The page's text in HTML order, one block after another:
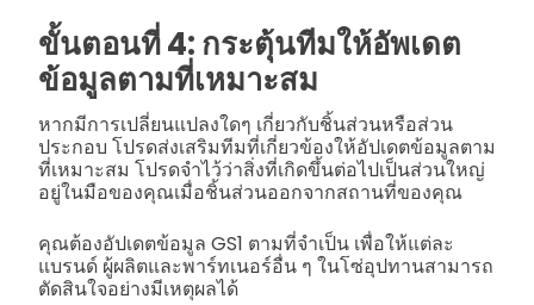
ขั้นตอนที่ 4: กระตุ้นทีมให้อัพเดต
ข้อมูลตามที่เหมาะสม
หากมีการเปลี่ยนแปลงใดๆ เกี่ยวกับชิ้นส่วนหรือส่วน
ประกอบ โปรดส่งเสริมทีมที่เกี่ยวข้องให้อัปเดตข้อมูลตาม
ที่เหมาะสม โปรดจำไว้ว่าสิ่งที่เกิดขึ้นต่อไปเป็นส่วนใหญ่
อยู่ในมือของคุณเมื่อชิ้นส่วนออกจากสถานที่ของคุณ
คุณต้องอัปเดตข้อมูล GS1 ตามที่จำเป็น เพื่อให้แต่ละ
แบรนด์ ผู้ผลิตและพาร์ทเนอร์อื่น ๆ ในโซ่อุปทานสามารถ
ตัดสินใจอย่างมีเหตุผลได้